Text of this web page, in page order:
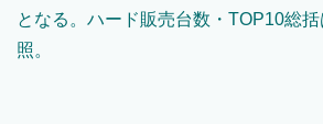
となる。ハード販売台数・TOP10総
照。